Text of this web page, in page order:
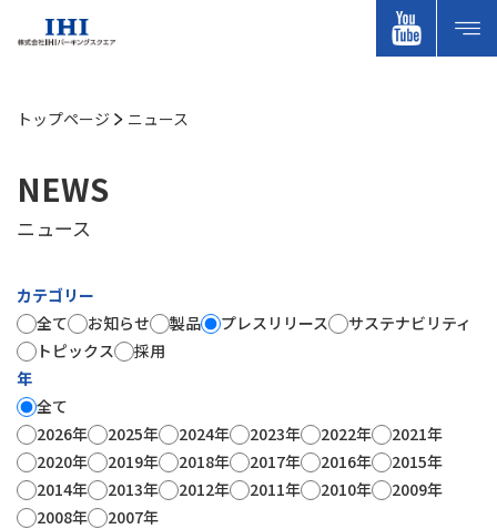
トップページ ニュース
NEWS
ニュース
カテゴリー
全て
お知らせ 製品 プレスリリース
サステナビリティ
トピックス
採用
年
全て
2026年
2025年 2024年 2023年 2022年
2021年
2020年
2019年 2018年 2017年 2016年
2015年
2014年
2013年 2012年 2011年 2010年
2009年
2008年
2007年